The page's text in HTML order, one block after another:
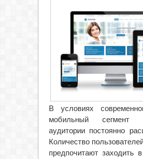
В условиях
мобильный сегмент
аудитории постоянно
Количество
предпочитают заходить